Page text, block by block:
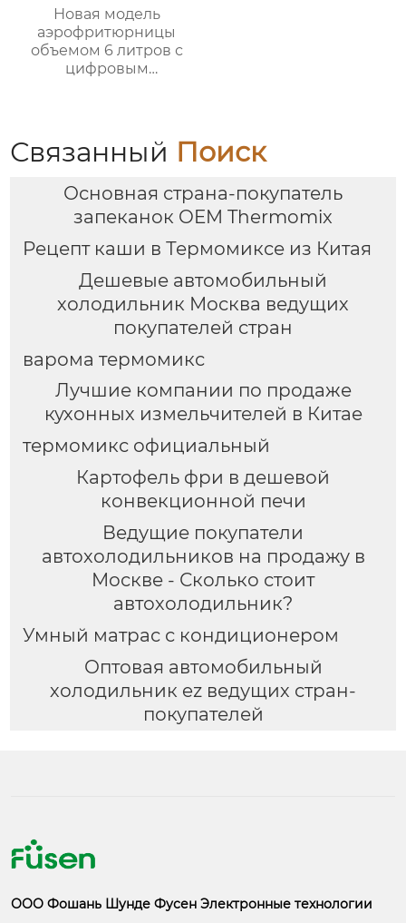
Новая модель
аэрофритюрницы
объемом 6 литров с
цифровым
Электрическая
интеллектуальная
фритюрница
Хрустящий Готовит
Связанный Поиск
Основная страна-покупатель
запеканок OEM Thermomix
Рецепт каши в Термомиксе из Китая
Дешевые автомобильный
холодильник Москва ведущих
покупателей стран
варома термомикс
Лучшие компании по продаже
кухонных измельчителей в Китае
термомикс официальный
Картофель фри в дешевой
конвекционной печи
Ведущие покупатели
автохолодильников на продажу в
Москве - Сколько стоит
автохолодильник?
Умный матрас с кондиционером
Оптовая автомобильный
холодильник ez ведущих стран-
покупателей
ООО Фошань Шунде Фусен Электронные технологии